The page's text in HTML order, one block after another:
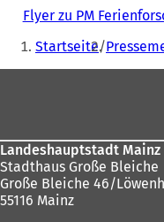
Flyer zu PM
Sie
befinden
Startseite
Landeshauptstadt Mainz
Stadthaus Große Bleiche
Große Bleiche 46/
55116 Mainz